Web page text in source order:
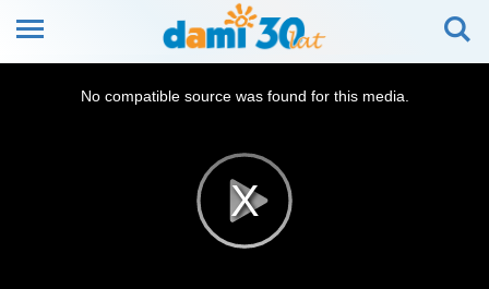
No compatible source was found for this media.